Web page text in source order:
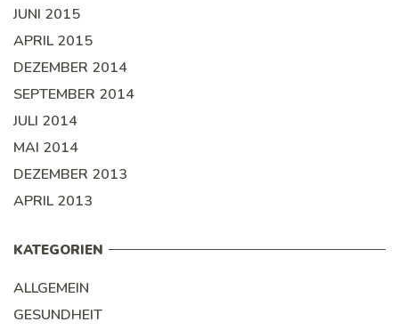
JUNI 2015
APRIL 2015
DEZEMBER 2014
SEPTEMBER 2014
JULI 2014
MAI 2014
DEZEMBER 2013
APRIL 2013
KATEGORIEN
ALLGEMEIN
GESUNDHEIT